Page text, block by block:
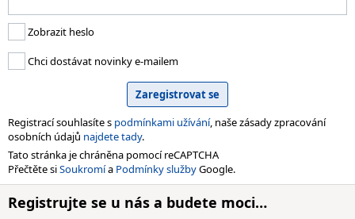
Zobrazit heslo
Chci dostávat novinky e-mailem
Registrací souhlasíte s podmínkami užívání, naše zásady zpracování
osobních údajů najdete tady.
Tato stránka je chráněna pomocí reCAPTCHA
Přečtěte siSoukromía Podmínky službyGoogle.
Registrujte se u nás a budete moci…